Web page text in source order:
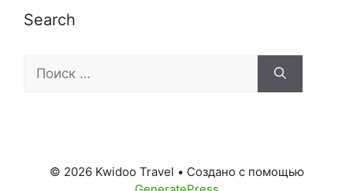
Search
© 2026 Kwidoo Travel • Создано с помощью